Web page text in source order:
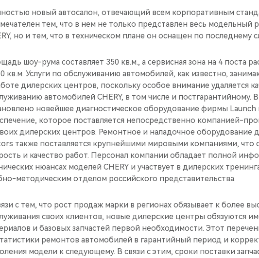
новый автосалон, отвечающий всем корпоративным
тем, что в нем не только представлен весь модельный
но и тем, что в техническом плане он оснащен по последнему
шоу-рума составляет 350 кв.м., а сервисная зона на 4 поста
кв.м. Услуги по обслуживанию автомобилей, как известно,
дилерских центров, поскольку особое внимание удаляется
автомобилей CHERY, в том числе и постгарантийному.
новейшее диагностическое оборудование фирмы
которое поставляется непосредственно компанией-
дилерских центров. Ремонтное и наладочное оборудование
также поставляется крупнейшими мировыми компаниями, что
и качество работ. Персонал компании обладает полной
нюансах моделей CHERY и участвует в дилерских
методическим отделом российского представительства.
с тем, что рост продаж марки в регионах обязывает к более
своих клиентов, новые дилерские центры обязуются
и базовых запчастей первой необходимости. Этот
ремонтов автомобилей в гарантийный период и
модели к следующему. В связи с этим, сроки поставки